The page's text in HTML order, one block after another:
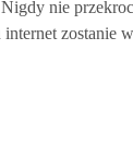
nie
zostanie